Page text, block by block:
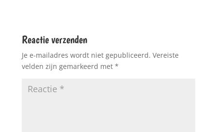
Reactie verzenden
Je e-mailadres wordt niet gepubliceerd. Vereiste
velden zijn gemarkeerd met *